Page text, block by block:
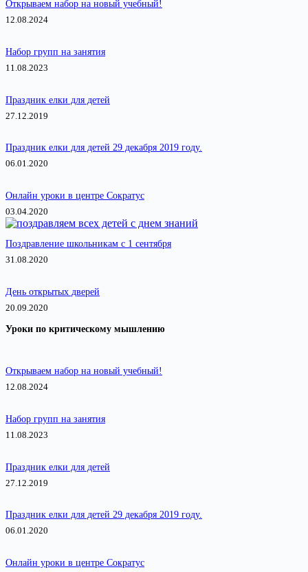
Открываем набор на новый учебный!
12.08.2024
Набор групп на занятия
11.08.2023
Праздник елки для детей
27.12.2019
Праздник елки для детей 29 декабря 2019 году.
06.01.2020
Онлайн уроки в центре Сократус
03.04.2020
Поздравление школьникам с 1 сентября
31.08.2020
День открытых дверей
20.09.2020
Уроки по критическому мышлению
Открываем набор на новый учебный!
12.08.2024
Набор групп на занятия
11.08.2023
Праздник елки для детей
27.12.2019
Праздник елки для детей 29 декабря 2019 году.
06.01.2020
Онлайн уроки в центре Сократус